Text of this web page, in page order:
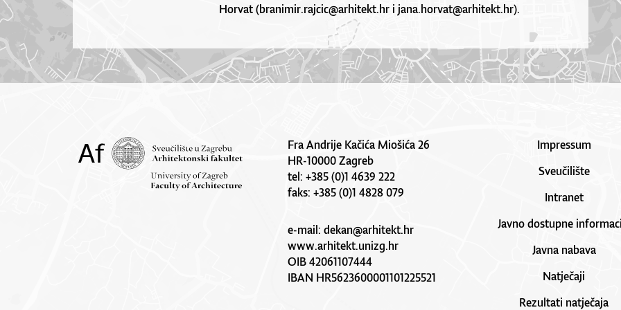
Horvat (branimir.rajcic@arhitekt.hr i jana.horvat@arhitekt.hr).
Fra Andrije Kačića Miošića 26
HR-10000 Zagreb
tel: +385 (0)1 4639 222
faks: +385 (0)1 4828 079
e-mail:dekan@arhitekt.hr
www.arhitekt.unizg.hr
OIB 42061107444
IBAN HR5623600001101225521
Impressum
Sveučilište
Intranet
Javno dostupne
Javna nabava
Natječaji
Rezultati natječaja